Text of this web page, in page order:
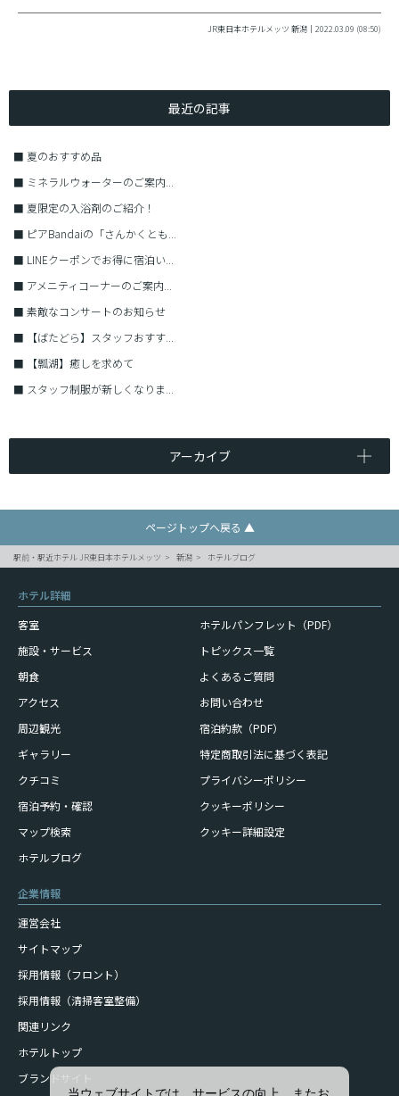
JR東日本ホテルメッツ 新潟｜2022.03.09 (08:50)
最近の記事
■ 夏のおすすめ品
■ ミネラルウォーターのご案内...
■ 夏限定の入浴剤のご紹介！
■ ピアBandaiの「さんかくとも...
■ LINEクーポンでお得に宿泊い...
■ アメニティコーナーのご案内...
■ 素敵なコンサートのお知らせ
■
【ばたどら】スタッフおすす...
■
【瓢湖】癒しを求めて
■ スタッフ制服が新しくなりま...
アーカイブ
ページトップへ戻る ▲
駅前・駅近ホテル JR東日本ホテルメッツ 新潟 ホテルブログ
ホテル詳細
客室
施設・サービス
朝食
アクセス
周辺観光
ギャラリー
クチコミ
宿泊予約・確認
マップ検索
ホテルブログ
ホテルパンフレット（PDF）
トピックス一覧
よくあるご質問
お問い合わせ
宿泊約款（PDF）
特定商取引法に基づく表記
プライバシーポリシー
クッキーポリシー
クッキー詳細設定
企業情報
運営会社
サイトマップ
採用情報（フロント）
採用情報（清掃客室整備）
関連リンク
ホテルトップ
ブランドサイト